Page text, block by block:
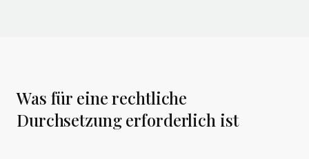
Was für eine rechtliche
Durchsetzung erforderlich ist